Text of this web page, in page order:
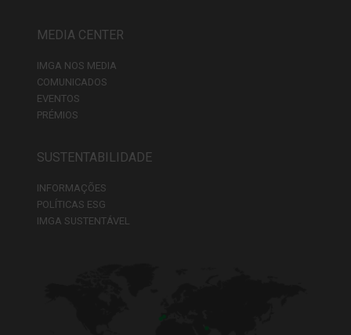
MEDIA CENTER
IMGA NOS MEDIA
COMUNICADOS
EVENTOS
PRÉMIOS
SUSTENTABILIDADE
INFORMAÇÕES
POLÍTICAS ESG
IMGA SUSTENTÁVEL